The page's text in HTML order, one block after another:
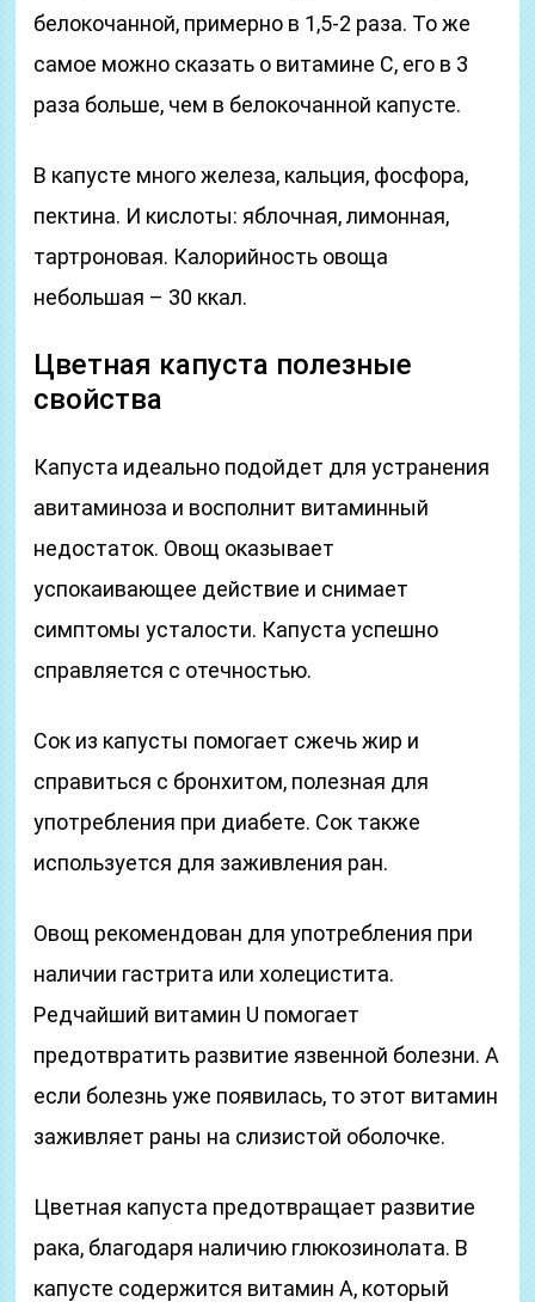
белокочанной, примерно в 1,5-2 раза. То же
самое можно сказать о витамине С, его в 3
раза больше, чем в белокочанной капусте.
В капусте много железа, кальция, фосфора,
пектина. И кислоты: яблочная, лимонная,
тартроновая. Калорийность овоща
небольшая – 30 ккал.
Цветная капуста полезные
свойства
Капуста идеально подойдет для устранения
авитаминоза и восполнит витаминный
недостаток. Овощ оказывает
успокаивающее действие и снимает
симптомы усталости. Капуста успешно
справляется с отечностью.
Сок из капусты помогает сжечь жир и
справиться с бронхитом, полезная для
употребления при диабете. Сок также
используется для заживления ран.
Овощ рекомендован для употребления при
наличии гастрита или холецистита.
Редчайший витамин U помогает
предотвратить развитие язвенной болезни. А
если болезнь уже появилась, то этот витамин
заживляет раны на слизистой оболочке.
Цветная капуста предотвращает развитие
рака, благодаря наличию глюкозинолата. В
капусте содержится витамин А, который